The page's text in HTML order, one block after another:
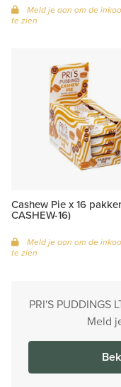
Meld je aan om de
te zien
Cashew Pie x 16
CASHEW-16)
Meld je aan om de
te zien
PRI'S PUDDINGS
Meld